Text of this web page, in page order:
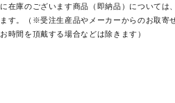
に在庫のございます商品（即納品）については
ます。（※受注生産品やメーカーからのお取寄
お時間を頂戴する場合などは除きます）